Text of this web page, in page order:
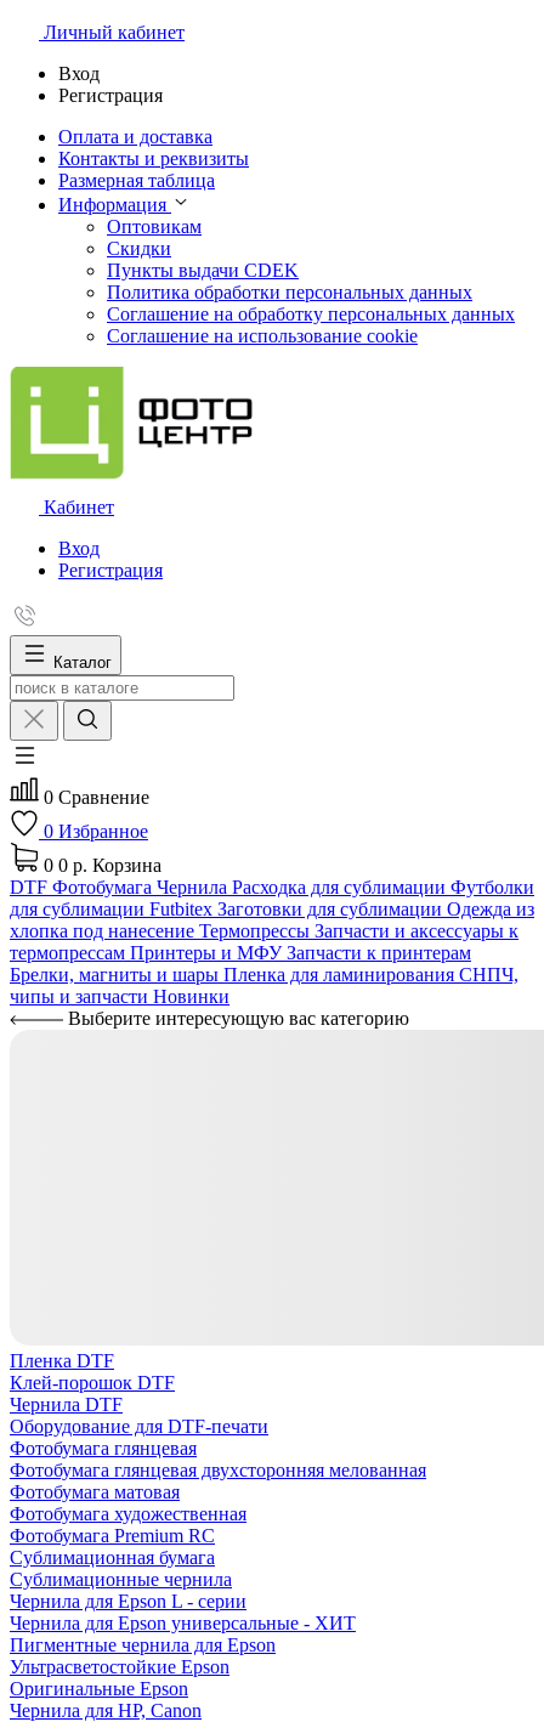
Личный кабинет
Вход
Регистрация
Оплата и доставка
Контакты и реквизиты
Размерная таблица
Информация
Оптовикам
Скидки
Пункты выдачи CDEK
Политика обработки персональных данных
Соглашение на обработку персональных данных
Соглашение на использование cookie
Кабинет
Вход
Регистрация
Каталог
0 Сравнение
0 Избранное
0 0 р. Корзина
DTF Фотобумага Чернила Расходка для сублимации Футболки
для сублимации Futbitex Заготовки для сублимации Одежда из
хлопка под нанесение Термопрессы Запчасти и аксессуары к
термопрессам Принтеры и МФУЗапчасти к принтерам
Брелки, магниты и шары Пленка для ламинирования СНПЧ,
чипы и запчасти Новинки
Выберите интересующую вас категорию
Пленка DTF
Клей-порошок DTF
Чернила DTF
Оборудование для DTF-печати
Фотобумага глянцевая
Фотобумага глянцевая двухсторонняя мелованная
Фотобумага матовая
Фотобумага художественная
Фотобумага Premium RC
Сублимационная бумага
Сублимационные чернила
Чернила для Epson L - серии
Чернила для Epson универсальные - ХИТ
Пигментные чернила для Epson
Ультрасветостойкие Epson
Оригинальные Epson
Чернила для HP, Canon